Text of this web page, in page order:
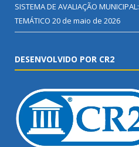
SISTEMA DE AVALIAÇÃO
TEMÁTICO 20 de maio de 2026
DESENVOLVIDO POR CR2